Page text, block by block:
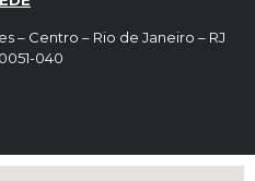
– Centro – Rio de Janeiro – RJ
040